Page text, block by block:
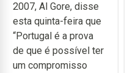
2007, Al Gore, disse
esta quinta-feira que
“Portugal é a prova
de que é possível ter
um compromisso